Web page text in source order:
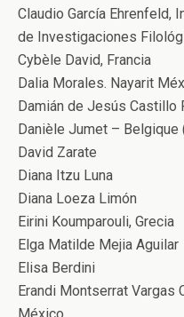
Claudio García Ehrenfeld,
de Investigaciones
Cybèle David, Francia
Dalia Morales. Nayarit
Damián de Jesús Castillo
Danièle Jumet – Belgique
David Zarate
Diana Itzu Luna
Diana Loeza Limón
Eirini Koumparouli, Grecia
Elga Matilde Mejia Aguilar
Elisa Berdini
Erandi Montserrat Vargas